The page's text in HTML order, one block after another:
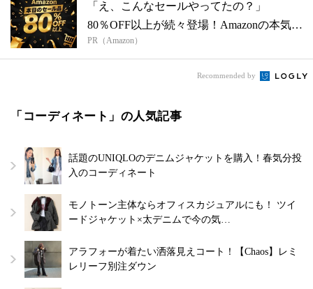
「え、こんなセールやってたの？」
80％OFF以上が続々登場！Amazonの本気
が...
PR（Amazon）
Recommended by
「コーディネート」の人気記事
話題のUNIQLOのデニムジャケットを購入！春気分投
入のコーディネート
モノトーン主体ならオフィスカジュアルにも！ ツイ
ードジャケット×太デニムで今の気…
アラフォーが着たい洒落見えコート！【Chaos】レミ
レリーフ別注ダウン